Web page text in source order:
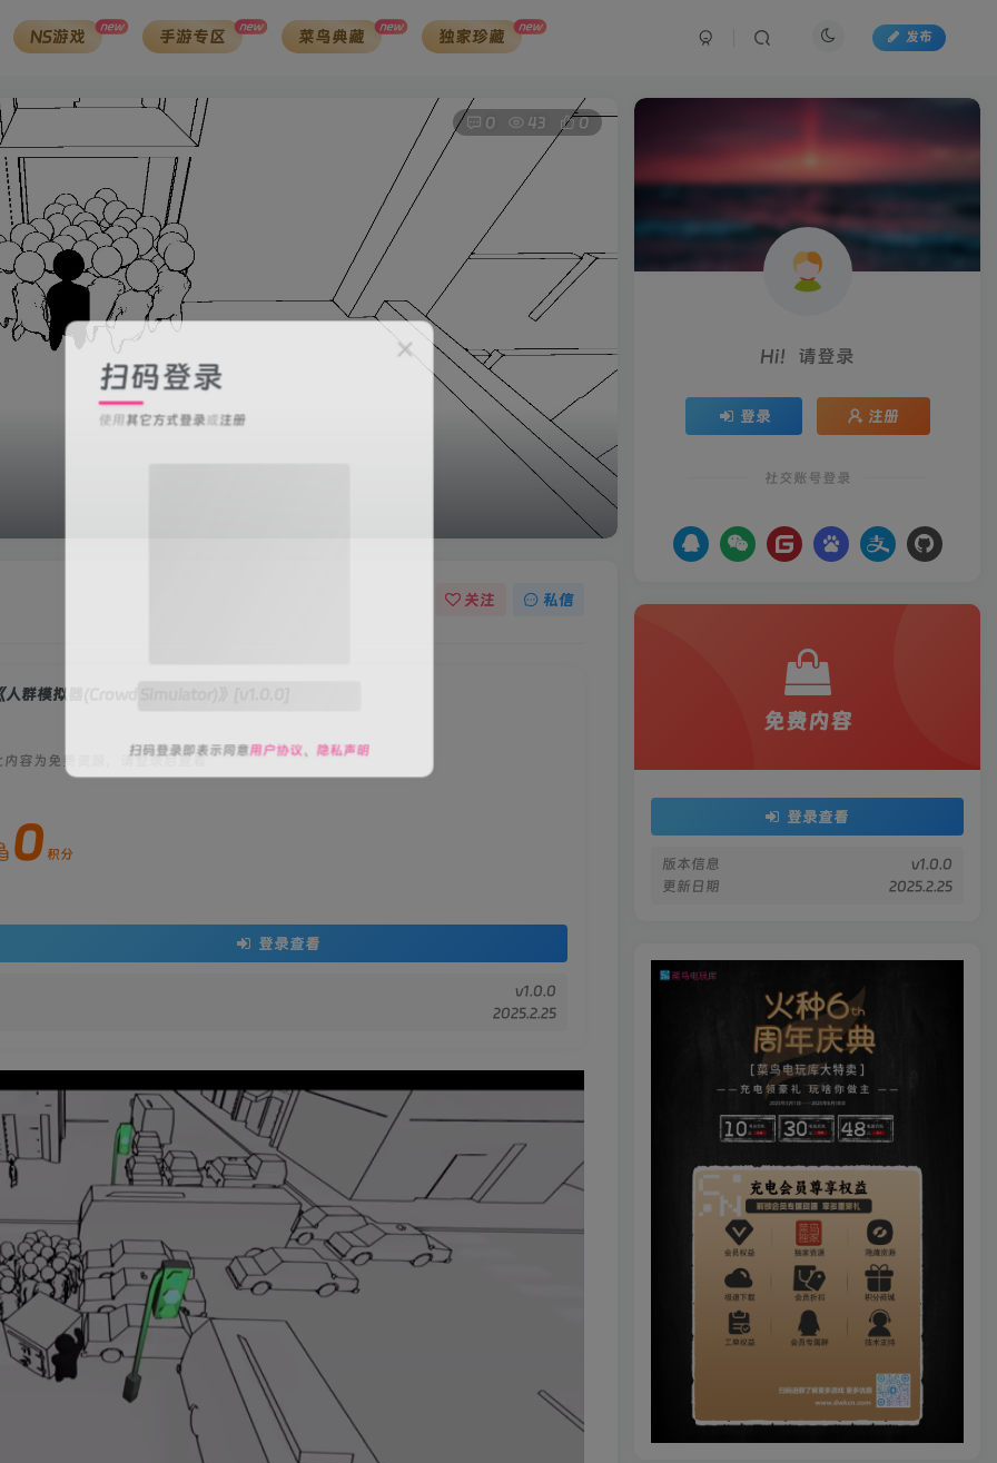
NS游戏 new 手游专区 new 菜鸟典藏 new 独家珍藏 new
发布
0 43 0
关注 私信
人群模拟器(Crowd Simulator)》[v1.0.0]
内容为免费资源，请登录后查看
0 积分
登录查看
v1.0.0
2025.2.25
Hi！请登录
登录 注册
社交账号登录
免费内容
登录查看
版本信息
v1.0.0
更新日期
2025.2.25
扫码登录
使用 其它方式登录 注册
登录